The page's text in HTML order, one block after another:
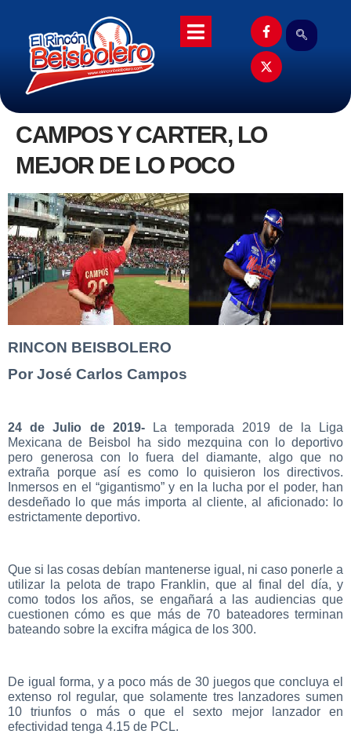
CAMPOS Y CARTER, LO
MEJOR DE LO POCO
RINCON BEISBOLERO
Por José Carlos Campos
24 de Julio de 2019-
La temporada 2019 de la Liga
Mexicana de Beisbol ha sido mezquina con lo deportivo
pero generosa con lo fuera del diamante, algo que no
extraña porque así es como lo quisieron los directivos.
Inmersos en el “gigantismo” y en la lucha por el poder, han
desdeñado lo que más importa al cliente, al aficionado: lo
estrictamente deportivo.
Que si las cosas debían mantenerse igual, ni caso ponerle a
utilizar la pelota de trapo Franklin, que al final del día, y
como todos los años, se engañará a las audiencias que
cuestionen cómo es que más de 70 bateadores terminan
bateando sobre la excifra mágica de los 300.
De igual forma, y a poco más de 30 juegos que concluya el
extenso rol regular, que solamente tres lanzadores sumen
10 triunfos o más o que el sexto mejor lanzador en
efectividad tenga 4.15 de PCL.